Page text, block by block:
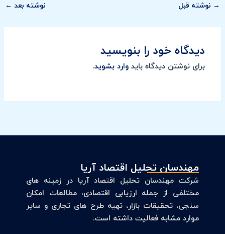
→ نوشته قبل نوشته بعد ←
دیدگاه‌ خود را بنویسید
برای نوشتن دیدگاه بایدوارد بشوید.
مهندسان تحلیل اقتصاد آریا
شرکت مهندسان تحلیل اقتصاد آریا در زمینه های
مختلفی از جمله ارزیابی اقتصادی، مطالعات امکان
سنجی، تحقیقات بازار، تهیه طرح های تجاری و سایر
موارد مشابه فعالیت داشته است.